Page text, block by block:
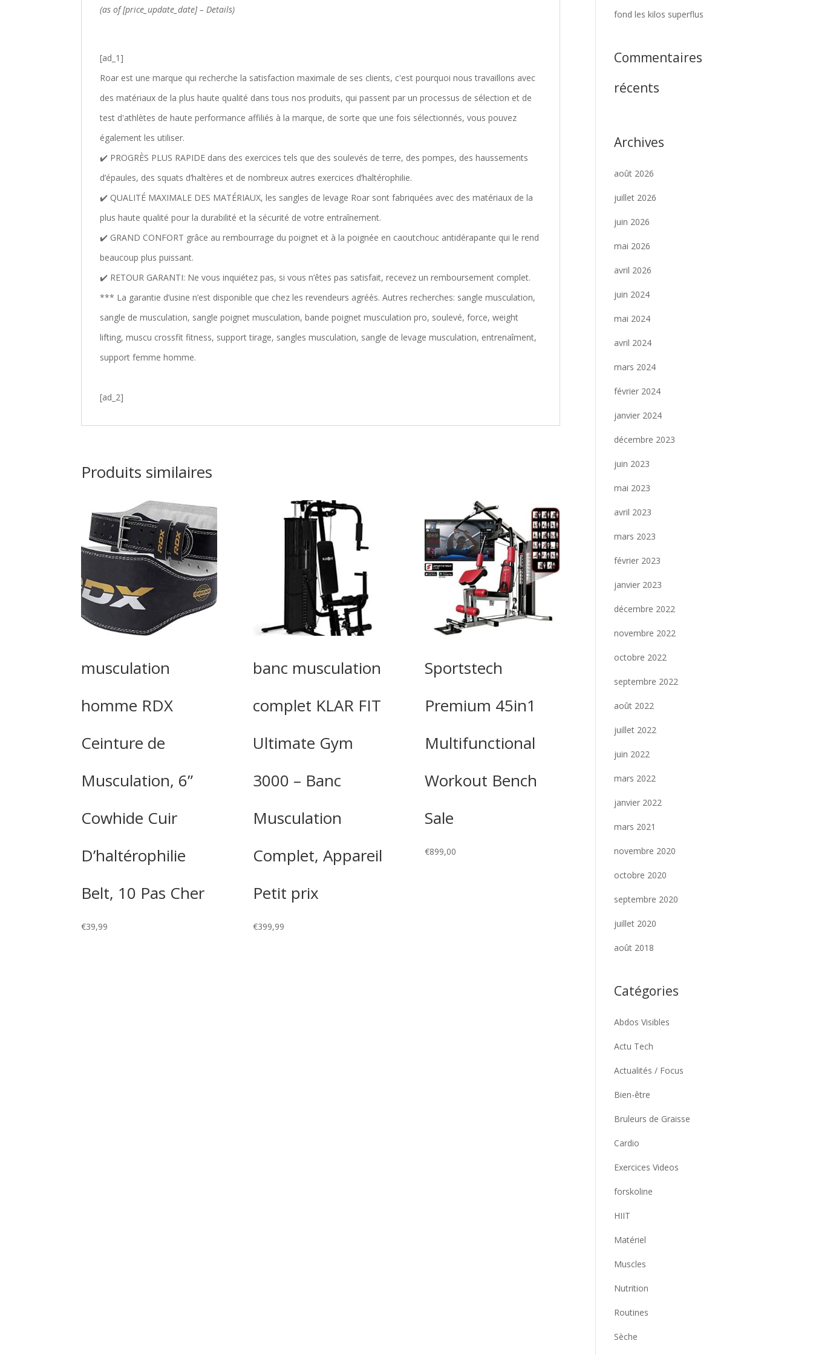
(as of [price_update_date] –Details)
[ad_1]
Roar est une marque qui recherche la satisfaction maximale de ses clients, c'est pourquoi nous travaillons avec
des matériaux de la plus haute qualité dans tous nos produits, qui passent par un processus de sélection et de
test d'athlètes de haute performance affiliés à la marque, de sorte que une fois sélectionnés, vous pouvez
également les utiliser.
✔️ PROGRÈS PLUS RAPIDE dans des exercices tels que des soulevés de terre, des pompes, des haussements
d’épaules, des squats d’haltères et de nombreux autres exercices d’haltérophilie.
✔️ QUALITÉ MAXIMALE DES MATÉRIAUX, les sangles de levage Roar sont fabriquées avec des matériaux de la
plus haute qualité pour la durabilité et la sécurité de votre entraînement.
✔️ GRAND CONFORT grâce au rembourrage du poignet et à la poignée en caoutchouc antidérapante qui le rend
beaucoup plus puissant.
✔️ RETOUR GARANTI: Ne vous inquiétez pas, si vous n’êtes pas satisfait, recevez un remboursement complet.
*** La garantie d’usine n’est disponible que chez les revendeurs agréés. Autres recherches: sangle musculation,
sangle de musculation, sangle poignet musculation, bande poignet musculation pro, soulevé, force, weight
lifting, muscu crossfit fitness, support tirage, sangles musculation, sangle de levage musculation, entrenaîment,
support femme homme.
[ad_2]
Produits similaires
musculation
homme RDX
Ceinture de
Musculation, 6”
Cowhide Cuir
D’haltérophilie
Belt, 10 Pas Cher
€39,99
banc musculation
complet KLAR FIT
Ultimate Gym
3000 – Banc
Musculation
Complet, Appareil
Petit prix
€399,99
Sportstech
Premium 45in1
Multifunctional
Workout Bench
Sale
€899,00
fond les kilos superflus
Commentaires
récents
Archives
août 2026
juillet 2026
juin 2026
mai 2026
avril 2026
juin 2024
mai 2024
avril 2024
mars 2024
février 2024
janvier 2024
décembre 2023
juin 2023
mai 2023
avril 2023
mars 2023
février 2023
janvier 2023
décembre 2022
novembre 2022
octobre 2022
septembre 2022
août 2022
juillet 2022
juin 2022
mars 2022
janvier 2022
mars 2021
novembre 2020
octobre 2020
septembre 2020
juillet 2020
août 2018
Catégories
Abdos Visibles
Actu Tech
Actualités / Focus
Bien-être
Bruleurs de Graisse
Cardio
Exercices Videos
forskoline
HIIT
Matériel
Muscles
Nutrition
Routines
Sèche